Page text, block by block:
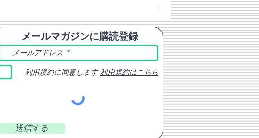
消費税込み
メールマガジンに購読登録
利用規約に同意します 利用規約はこちら
送信する